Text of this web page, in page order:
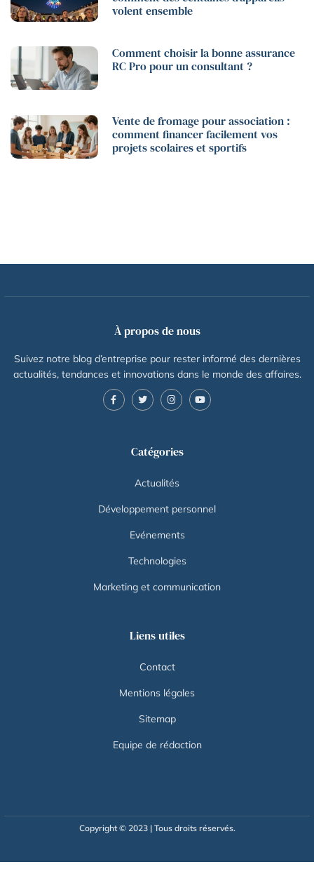
volent ensemble
Comment choisir la bonne assurance
RC Pro pour un consultant ?
Vente de fromage pour association :
comment financer facilement vos
projets scolaires et sportifs
À propos de nous
Suivez notre blog d’entreprise pour rester informé des dernières
actualités, tendances et innovations dans le monde des affaires.
Catégories
Actualités
Développement personnel
Evénements
Technologies
Marketing et communication
Liens utiles
Contact
Mentions légales
Sitemap
Equipe de rédaction
Copyright © 2023 | Tous droits réservés.